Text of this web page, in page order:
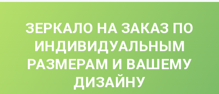
ЗЕРКАЛО НА ЗАКАЗ ПО
ИНДИВИДУАЛЬНЫМ
РАЗМЕРАМ И ВАШЕМУ
ДИЗАЙНУ